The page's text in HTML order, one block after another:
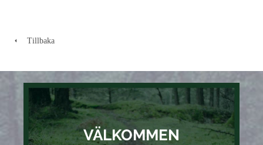
Tillbaka
VÄLKOMMEN